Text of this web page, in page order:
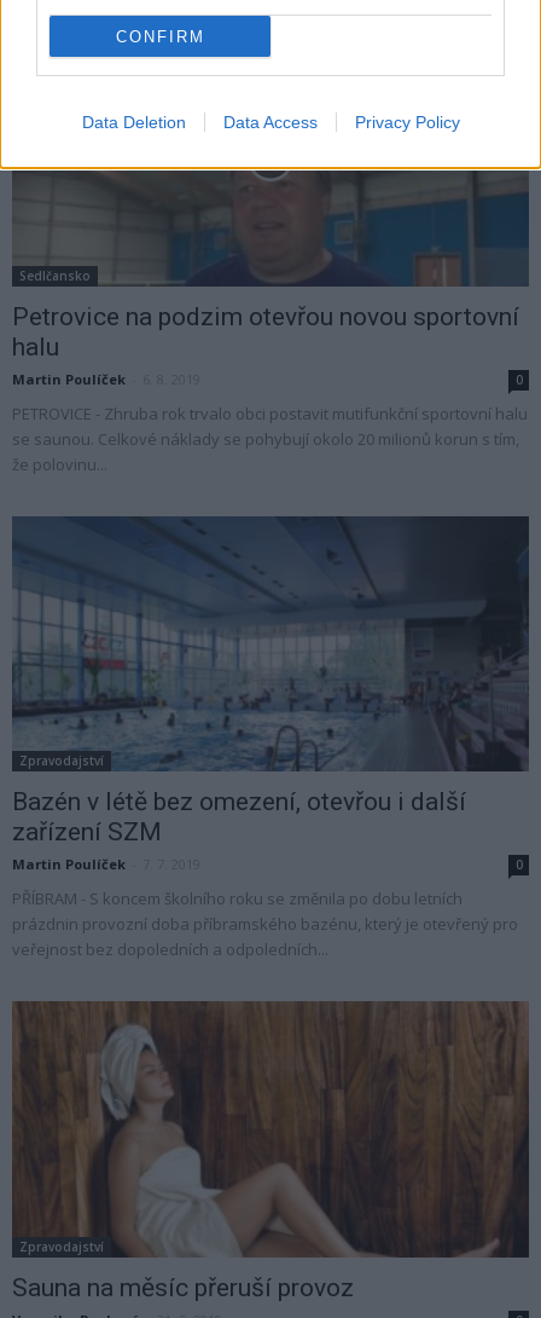
CONFIRM
Data Deletion Data Access Privacy Policy
Sedlčansko
Petrovice na podzim otevřou novou sportovní
halu
Martin Poulíček 0
PETROVICE - Zhruba rok trvalo obci postavit mutifunkční sportovní halu
se saunou. Celkové náklady se pohybují okolo 20 milionů korun s tím,
že polovinu...
Zpravodajství
Bazén v létě bez omezení, otevřou i další
zařízení SZM
Martin Poulíček 0
PŘÍBRAM - S koncem školního roku se změnila po dobu letních
prázdnin provozní doba příbramského bazénu, který je otevřený pro
veřejnost bez dopoledních a odpoledních...
Zpravodajství
Sauna na měsíc přeruší provoz